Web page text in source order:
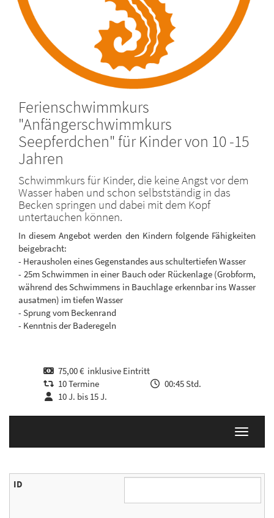
Ferienschwimmkurs
"Anfängerschwimmkurs
Seepferdchen" für Kinder von 10 -15
Jahren
Schwimmkurs für Kinder, die keine Angst vor dem
Wasser haben und schon selbstständig in das
Becken springen und dabei mit dem Kopf
untertauchen können.
In diesem Angebot werden den Kindern folgende Fähigkeiten
beigebracht:
- Herausholen eines Gegenstandes aus schultertiefen Wasser
- 25m Schwimmen in einer Bauch oder Rückenlage (Grobform,
während des Schwimmens in Bauchlage erkennbar ins Wasser
ausatmen) im tiefen Wasser
- Sprung vom Beckenrand
- Kenntnis der Baderegeln
75,00 € inklusive Eintritt
10 Termine
00:45 Std.
10 J. bis 15 J.